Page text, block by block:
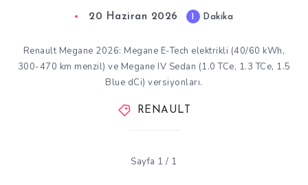
20 Haziran 2026 1 Dakika
Renault Megane 2026: Megane E-Tech elektrikli (40/60 kWh,
300-470 km menzil) ve Megane IV Sedan (1.0 TCe, 1.3 TCe, 1.5
Blue dCi) versiyonları.
RENAULT
Sayfa 1 / 1